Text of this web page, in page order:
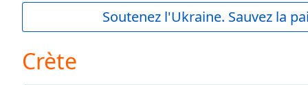
Current
Duration-:-
Loaded :
Soutenez l'Ukraine. Sauvez la
Crète